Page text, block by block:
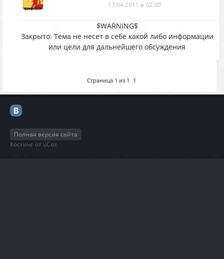
17.04.2011 в 02:30
$WARNING$
Закрыто: Тема не несет в себе какой либо информации
или цели для дальнейшего обсуждения
Страница 1 из 1 1
Полная версия сайта
Хостинг от uCoz